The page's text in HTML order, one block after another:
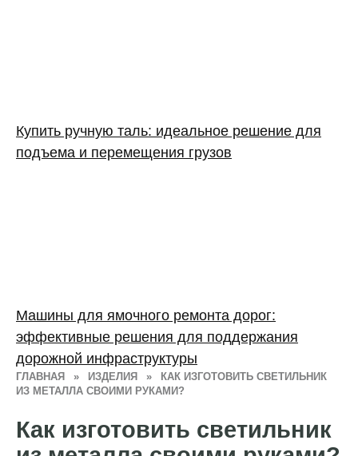
ГЛАВНАЯ » ИЗДЕЛИЯ »
КАК ИЗГОТОВИТЬ СВЕТИЛЬНИК
ИЗ МЕТАЛЛА СВОИМИ РУКАМИ?
Как изготовить светильник
Купить ручную таль: идеальное решение для
подъема и перемещения грузов
Машины для ямочного ремонта дорог:
эффективные решения для поддержания
дорожной инфраструктуры